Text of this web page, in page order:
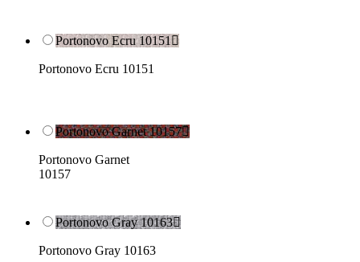
Portonovo Ecru 10151
Portonovo Ecru 10151
Portonovo Garnet 10157
Portonovo Garnet
10157
Portonovo Gray 10163
Portonovo Gray 10163